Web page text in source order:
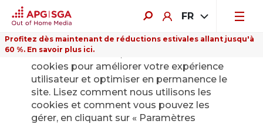
FR
Profitez dès maintenant de réductions estivales allant jusqu'à
60 %. En savoir plus ici.
Retour
Sur ce site Internet, nous utilisons des
cookies pour améliorer votre expérience
utilisateur et optimiser en permanence le
site. Lisez comment nous utilisons les
cookies et comment vous pouvez les
gérer, en cliquant sur « Paramètres